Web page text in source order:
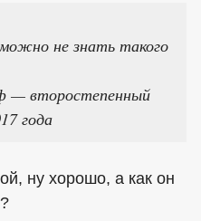
не знать такого
— второстепенный
года
ну хорошо, а как он